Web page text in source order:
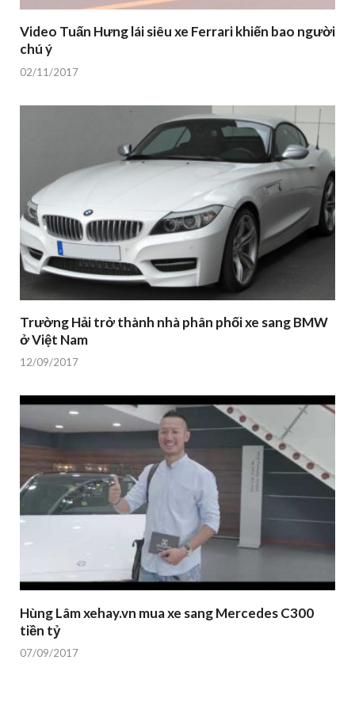
Video Tuấn Hưng lái siêu xe Ferrari khiến bao người
chú ý
02/11/2017
Trường Hải trở thành nhà phân phối xe sang BMW
ở Việt Nam
12/09/2017
Hùng Lâm xehay.vn mua xe sang Mercedes C300
tiền tỷ
07/09/2017